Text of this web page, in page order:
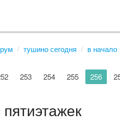
тушино сегодня в начало
253 254 255 256